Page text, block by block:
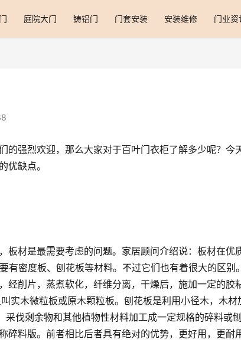
庭院大门 铸铝门 门套安装 安装维修 门业资
的强烈欢迎，那么大家对于百叶门衣柜了解多少呢？今
优缺点。
板材是最需要考虑的问题。家居顾问介绍说：板材在优
有密度板、刨花板等材料。不过它们也有着很大的区别
经削片，蒸煮软化，纤维分离，干燥后，施加一定的胶
实木微粒板或原木颗粒板。刨花板是利用小径木，木材
伐剩余物和其他植物性材料加工成一定规格的碎料或刨
碎料版。前者相比后者具有绝对的优势，更好用，更耐